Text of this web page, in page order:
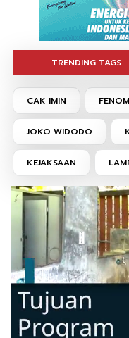
TRENDING TAGS
CAK IMIN
JOKO WIDODO
KEJAKSAAN